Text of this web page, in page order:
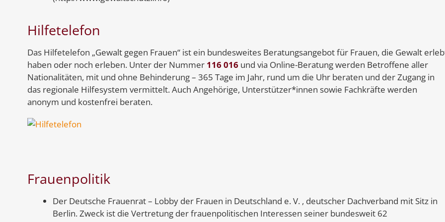
Hilfetelefon
Das Hilfetelefon „Gewalt gegen Frauen“ ist ein bundesweites Beratungsangebot für Frauen, die Gewalt
haben oder noch erleben. Unter der Nummer 116 016 und via Online-Beratung werden Betroffene aller
Nationalitäten, mit und ohne Behinderung – 365 Tage im Jahr, rund um die Uhr beraten und der Zugang in
das regionale Hilfesystem vermittelt. Auch Angehörige, Unterstützer*innen sowie Fachkräfte werden
anonym und kostenfrei beraten.
Frauenpolitik
Der Deutsche Frauenrat – Lobby der Frauen in Deutschland e. V. , deutscher Dachverband mit Sitz in
Berlin. Zweck ist die Vertretung der frauenpolitischen Interessen seiner bundesweit 62